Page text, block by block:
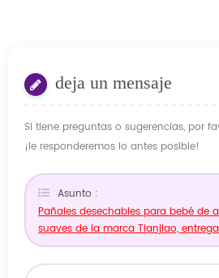
deja un mensaje
Si tiene preguntas o sugerencias, por
¡le responderemos lo antes posible!
Asunto :
Pañales desechables para bebé de
suaves de la marca Tianjiao,